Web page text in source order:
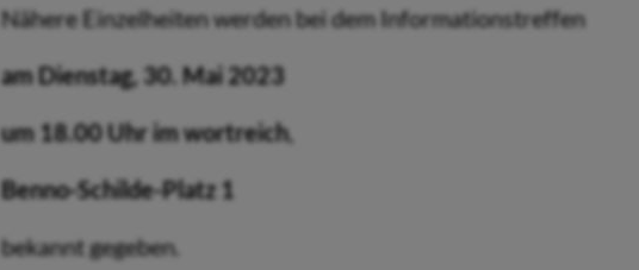
Nähere Einzelheiten werden bei dem Informationstreffen
amDienstag, 30. Mai 2023
um 18.00 Uhr im wortreich,
Benno-Schilde-Platz 1
bekannt gegeben.